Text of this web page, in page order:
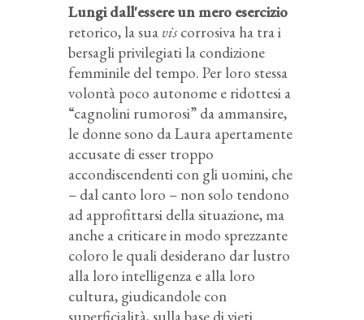
Lungi dall'essere un mero esercizio
retorico, la sua viscorrosiva ha tra i
bersagli privilegiati la condizione
femminile del tempo. Per loro stessa
volontà poco autonome e ridottesi a
“cagnolini rumorosi” da ammansire,
le donne sono da Laura apertamente
accusate di esser troppo
accondiscendenti con gli uomini, che
– dal canto loro – non solo tendono
ad approfittarsi della situazione, ma
anche a criticare in modo sprezzante
coloro le quali desiderano dar lustro
alla loro intelligenza e alla loro
cultura, giudicandole con